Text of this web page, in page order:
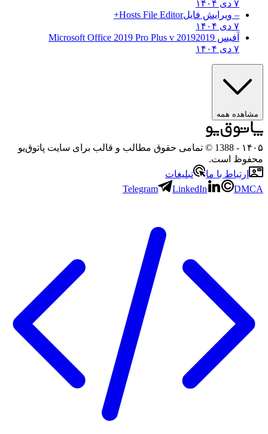
۷ دی ۱۴۰۴
– ویرایش فایلHosts File Editor+
۷ دی ۱۴۰۴
آفیس 2019 2019 Microsoft Office 2019 Pro Plus v
۷ دی ۱۴۰۴
مشاهده همه
۱۴۰۵
- 1388 © تمامی حقوق مطالب و قالب برای سایت پاتوق‌یو
محفوظ است.
ارتباط با ما
تبلیغات
Telegram
LinkedIn DMCA